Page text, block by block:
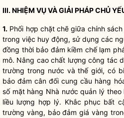
III.NHIỆM VỤ VÀ GIẢI PHÁP CHỦ
1. Phối hợp chặt chẽ giữa chính
trong việc huy động, sử dụng các
đồng thời bảo đảm kiềm chế lạm
mô. Nâng cao chất lượngcông tác
trường trong nước và thế giới, có
bảo đảm cân đối cung cầu hàng
số mặt hàng Nhà nước quản lý theo
liều lượng hợp lý. Khắc phục bất
trường vàng, bảo đảm giá vàng